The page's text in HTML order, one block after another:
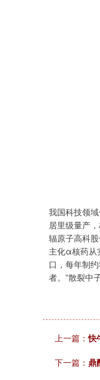
我国科技领
居里级量产
辐原子高科
主化α核药从
口，每年制
者。”散裂中
上一篇：快
下一篇： 鼎